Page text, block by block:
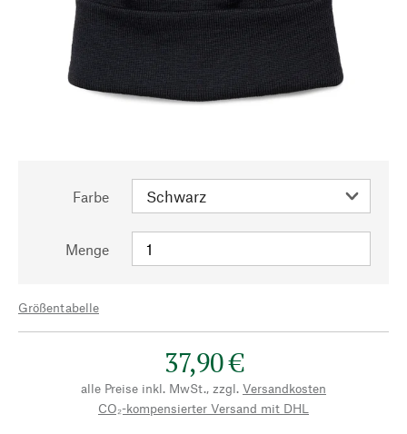
Farbe
Menge
Größentabelle
37,90 €
alle Preise inkl. MwSt., zzgl. Versandkosten
CO₂-kompensierter Versand mit DHL